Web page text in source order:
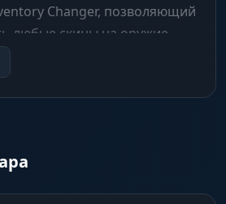
Changer, позволяющий
любые скины на оружие,
к этому систему
функций и даже мини-
— это не простософт на